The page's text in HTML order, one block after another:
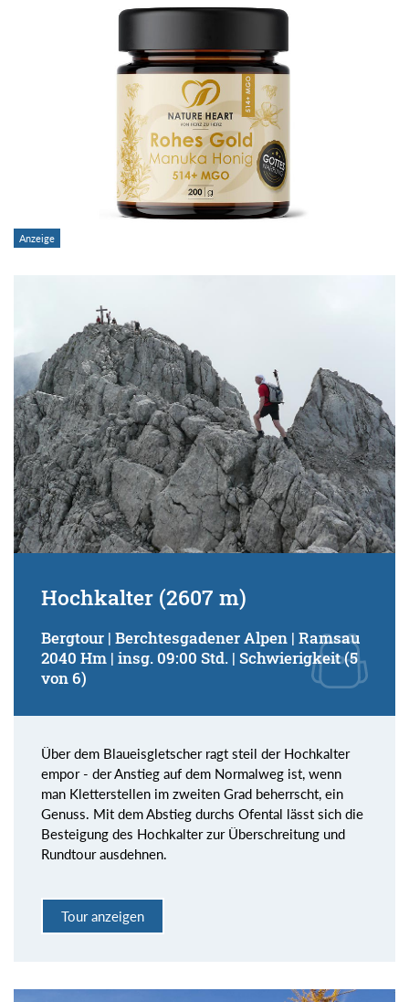
Hochkalter (2607 m)
Bergtour | Berchtesgadener Alpen | Ramsau
2040 Hm | insg. 09:00 Std. | Schwierigkeit (5
von 6)
Über dem Blaueisgletscher ragt steil der Hochkalter
empor - der Anstieg auf dem Normalweg ist, wenn
man Kletterstellen im zweiten Grad beherrscht, ein
Genuss. Mit dem Abstieg durchs Ofental lässt sich die
Besteigung des Hochkalter zur Überschreitung und
Rundtour ausdehnen.
Tour anzeigen